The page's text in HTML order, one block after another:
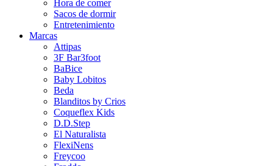
Hora de comer
Sacos de dormir
Entretenimiento
Marcas
Attipas
3F Bar3foot
BaBice
Baby Lobitos
Beda
Blanditos by Crios
Coqueflex Kids
D.D.Step
El Naturalista
FlexiNens
Freycoo